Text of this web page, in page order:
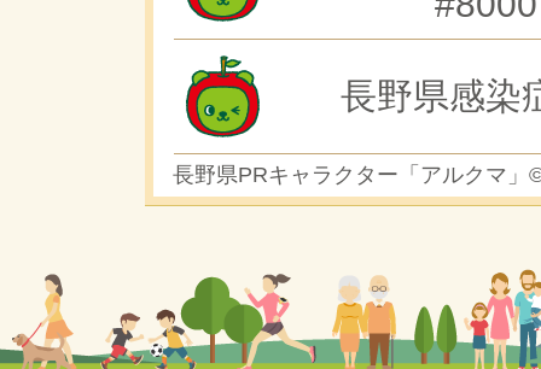
長野県感染
長野県PRキャラクター「アルクマ」